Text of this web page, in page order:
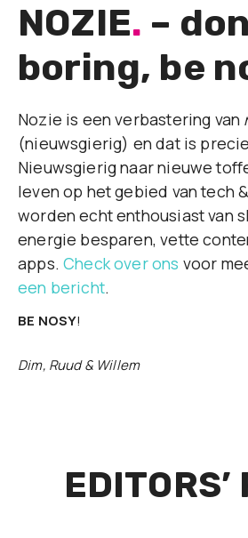
NOZIE. –
boring, be
Nozie is een verbastering van
(nieuwsgierig) en dat is
Nieuwsgierig naar nieuwe
leven op het gebied van tech
worden echt enthousiast van
energie besparen, vette
apps.Check over ons voor
een bericht.
BE NOSY!
Dim, Ruud & Willem
EDITORS’